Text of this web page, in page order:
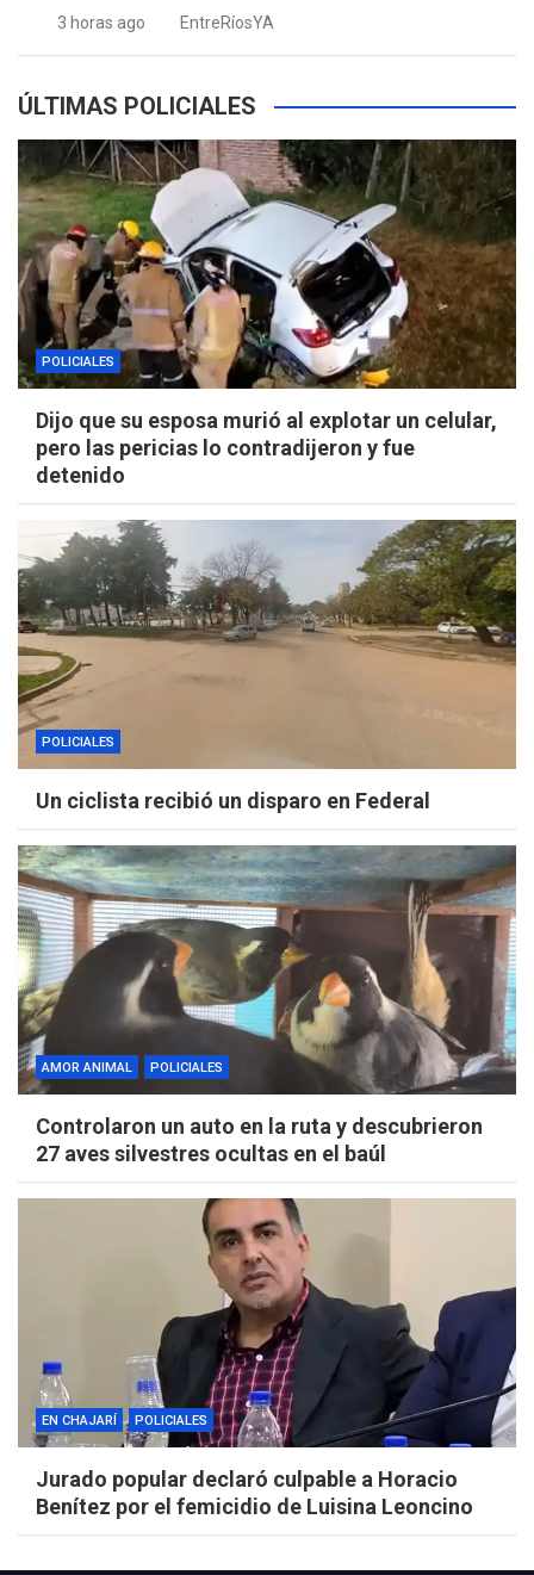
3 horas ago EntreRíosYA
ÚLTIMAS POLICIALES
POLICIALES
Dijo que su esposa murió al explotar un celular,
pero las pericias lo contradijeron y fue
detenido
POLICIALES
Un ciclista recibió un disparo en Federal
AMOR ANIMAL POLICIALES
Controlaron un auto en la ruta y descubrieron
27 aves silvestres ocultas en el baúl
EN CHAJARÍ POLICIALES
Jurado popular declaró culpable a Horacio
Benítez por el femicidio de Luisina Leoncino